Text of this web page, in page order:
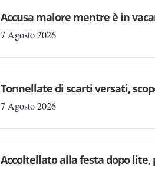
Accusa malore mentre è in
7 Agosto 2026
Tonnellate di scarti versati,
7 Agosto 2026
Accoltellato alla festa dopo lite,